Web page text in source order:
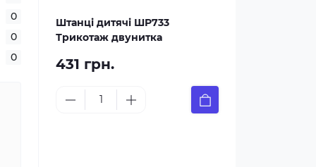
0
0
0
Штанці дитячі ШР733
Трикотаж двунитка
431 грн.